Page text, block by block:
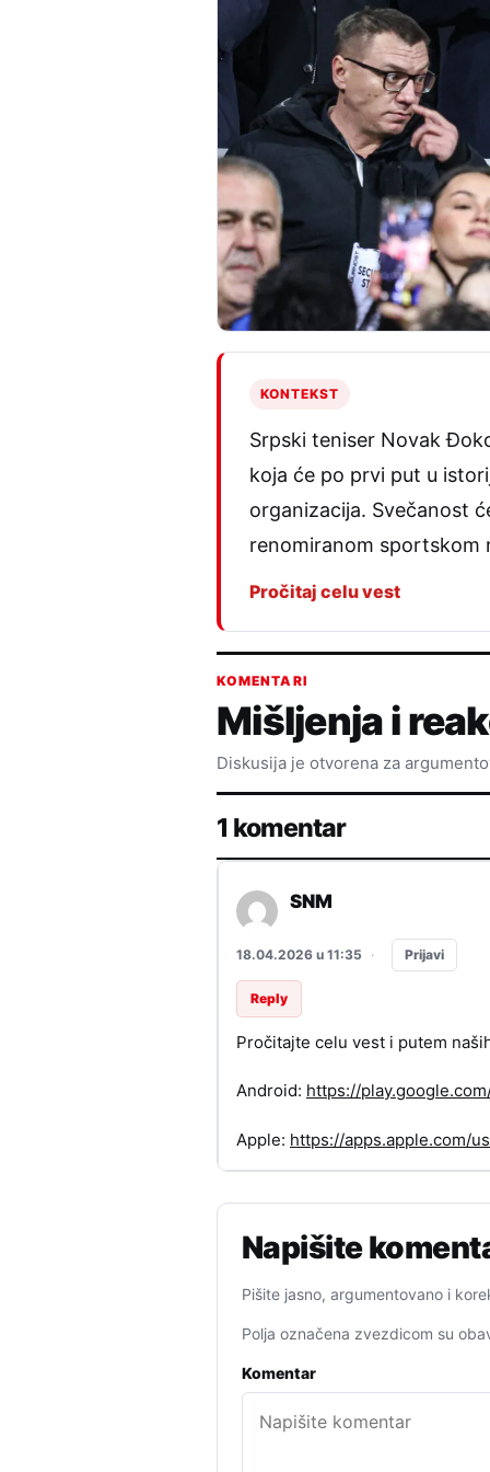
KONTEKST
Srpski teniser Novak
koja će po prvi put u
organizacija. Svečanost
renomiranom sportskom
Pročitaj celu vest
KOMENTARI
Mišljenja i
Diskusija je otvorena za
1 komentar
SNM
18.04.2026 u 11:35 · Prijavi
Reply
Pročitajte celu vest i putem
Android: https://
Apple: https://apps.apple.com/
Napišite
Pišite jasno, argumentovano i
Polja označena zvezdicom su
Komentar